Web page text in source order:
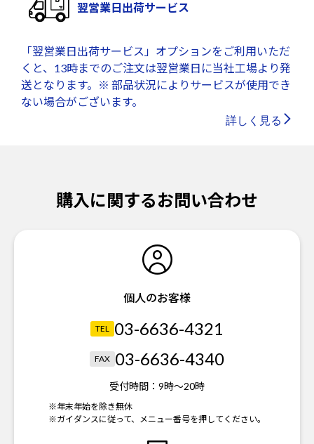
翌営業日出荷サービス
「翌営業日出荷サービス」オプションをご利用いただ
くと、13時までのご注文は翌営業日に当社工場より発
送となります。※ 部品状況によりサービスが使用でき
ない場合がございます。
詳しく見る
購入に関するお問い合わせ
個人のお客様
TEL 03-6636-4321
FAX 03-6636-4340
受付時間： 9時～20時
※年末年始を除き無休
※ガイダンスに従って、メニュー番号を押してください。